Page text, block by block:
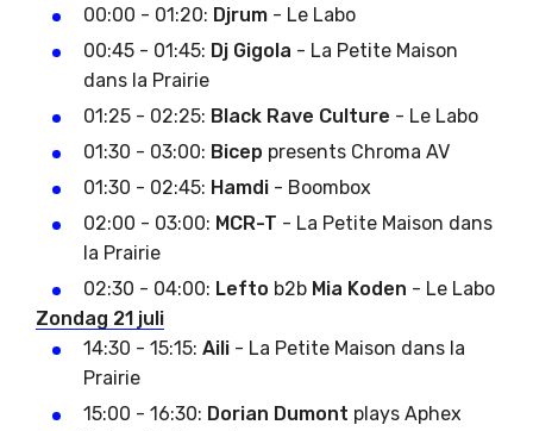
00:00 - 01:20: Djrum - Le Labo
00:45 - 01:45: Dj Gigola - La Petite Maison
dans la Prairie
01:25 - 02:25: Black Rave Culture - Le Labo
01:30 - 03:00: Bicep presents Chroma AV
01:30 - 02:45: Hamdi - Boombox
02:00 - 03:00: MCR-T - La Petite Maison dans
la Prairie
02:30 - 04:00: Lefto b2b Mia Koden - Le Labo
Zondag 21 juli
14:30 - 15:15: Aili - La Petite Maison dans la
Prairie
15:00 - 16:30: Dorian Dumont plays Aphex